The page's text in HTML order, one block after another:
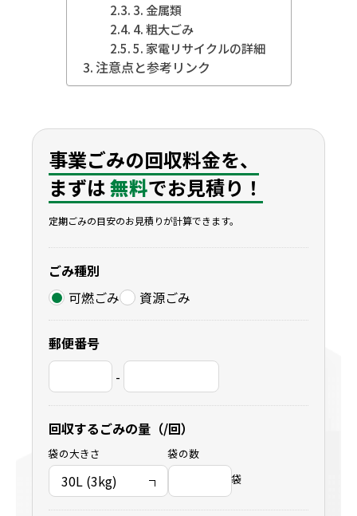
事業ごみの基本知識
業種別事業ごみの捨て方
3. 金属類
4. 粗大ごみ
5. 家電リサイクルの詳細
注意点と参考リンク
事業ごみの回収料金を、
まずは無料でお見積り！
定期ごみの目安のお見積りが計算できます。
ごみ種別
可燃ごみ
資源ごみ
郵便番号
-
回収するごみの量（/回）
袋の大きさ
袋の数
袋